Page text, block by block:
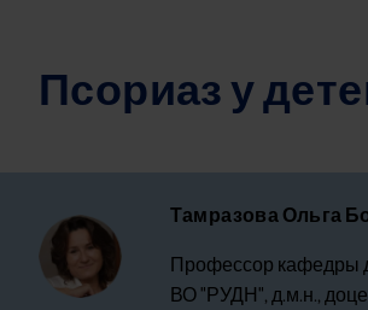
Псориаз у
Image
Тамразова Ольга
Профессор кафедры
ВО "РУДН", д.м.н.,